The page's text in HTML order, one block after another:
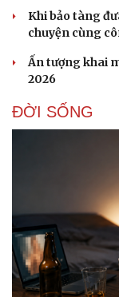
Nhi khoa
Nam khoa
Làm đẹp - giảm cân
Phòng mạch online
Ăn sạch sống khỏe
Khi bảo tàng
chuyện cùng
Ấn tượng khai
2026
ĐỜI SỐNG